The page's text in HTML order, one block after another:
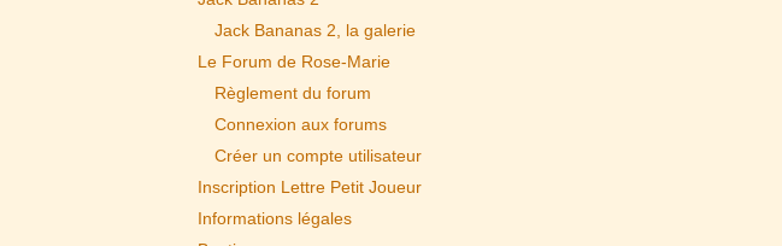
Jack Bananas 2, la galerie
Le Forum de Rose-Marie
Règlement du forum
Connexion aux forums
Créer un compte utilisateur
Inscription Lettre Petit Joueur
Informations légales